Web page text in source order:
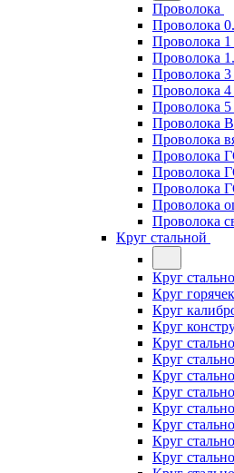
Проволока
Проволока
Проволока
Проволока
Проволока
Проволока
Проволока
Проволока
Проволока
Проволока
Проволока
Проволока
Проволока
Проволока
Круг стальной
Круг
Круг
Круг
Круг
Круг
Круг
Круг
Круг
Круг
Круг
Круг
Круг